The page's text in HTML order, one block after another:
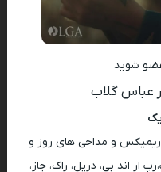
شوید
عباس گلاب
ریمیکس و مداحی های روز و
اند بی، دریل، راک، جاز،